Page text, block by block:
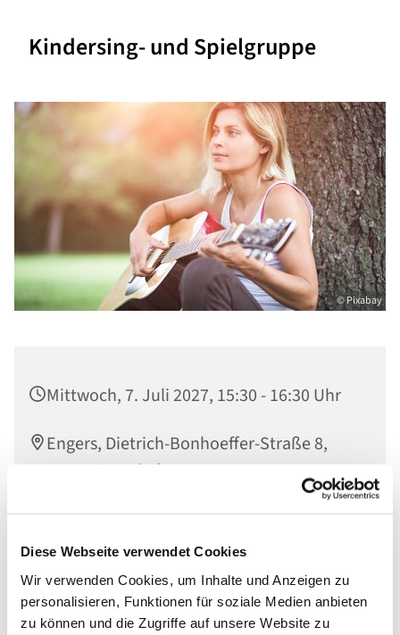
Diese Webseite verwendet Cookies
Wir verwenden Cookies, um Inhalte und Anzeigen zu
personalisieren, Funktionen für soziale Medien anbieten
zu können und die Zugriffe auf unsere Website zu
Kindersing- und Spielgruppe
© Pixabay
Mittwoch, 7. Juli 2027, 15:30 - 16:30 Uhr
Engers, Dietrich-Bonhoeffer-Straße 8,
56566 Neuwied